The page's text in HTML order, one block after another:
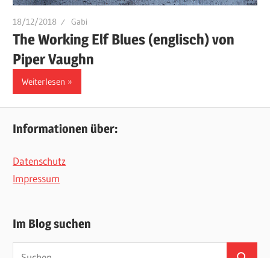
18/12/2018 Gabi
The Working Elf Blues (englisch) von
Piper Vaughn
Weiterlesen
Informationen über:
Datenschutz
Impressum
Im Blog suchen
Suchen